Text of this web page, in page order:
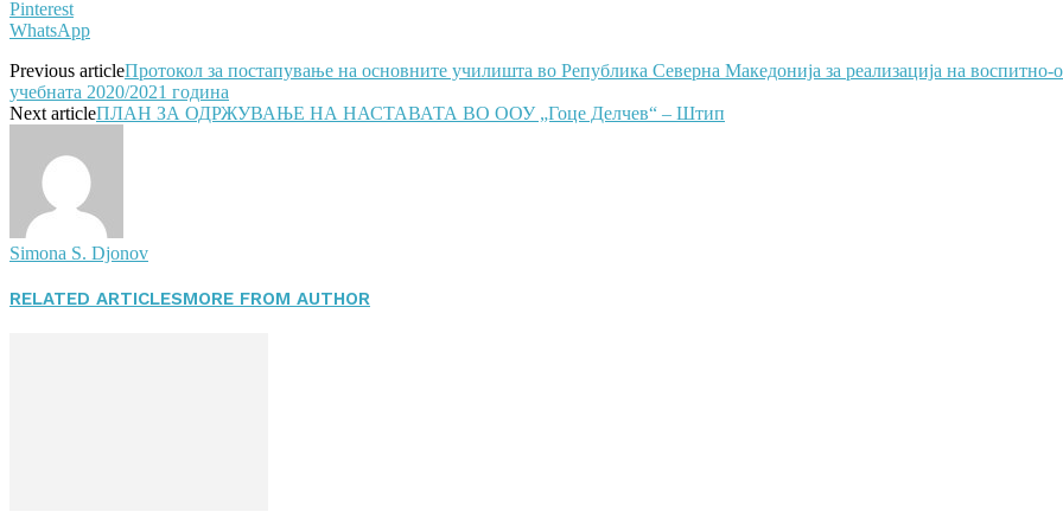
Pinterest
WhatsApp
Previous articleПротокол за постапување на основните училишта во Република Северна Македонија за реализација на
учебната 2020/2021 година
Next articleПЛАН ЗА ОДРЖУВАЊЕ НА НАСТАВАТА ВО ООУ „Гоце Делчев“ – Штип
Simona S. Djonov
RELATED ARTICLESMORE FROM AUTHOR